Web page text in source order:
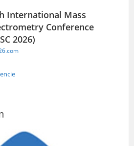
International Mass
Conference
2026)